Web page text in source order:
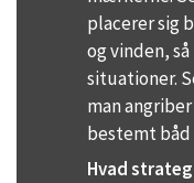
placerer sig
og vinden,
situationer.
man
bestemt
Hvad